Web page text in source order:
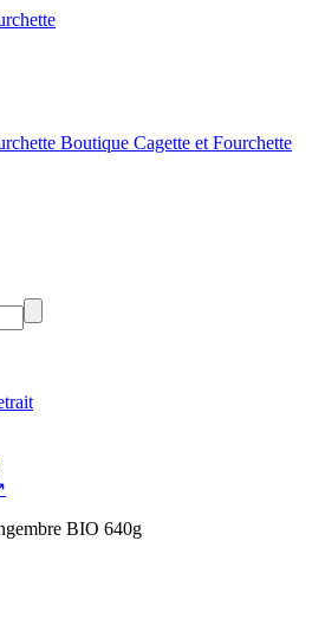
Boutique Cagette et Fourchette
BIO 640g